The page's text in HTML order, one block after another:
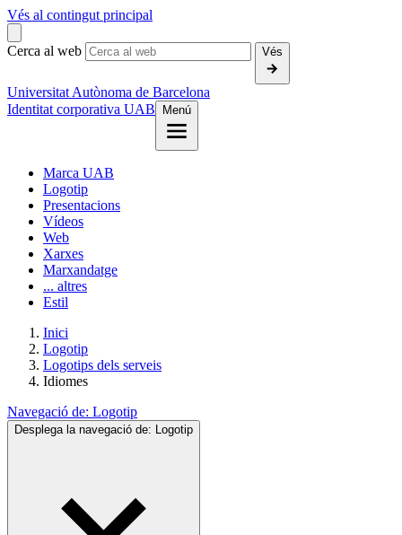
Vés al contingut principal
Cerca al web Vés
Universitat Autònoma de Barcelona
Identitat corporativa UAB
Menú
Marca UAB
Logotip
Presentacions
Vídeos
Web
Xarxes
Marxandatge
... altres
Estil
Inici
Logotip
Logotips dels serveis
Idiomes
Navegació de: Logotip
Desplega la navegació de: Logotip